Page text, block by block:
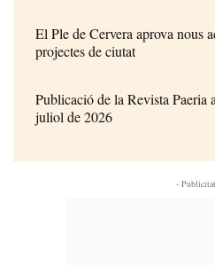
El Ple de Cervera aprova nous
projectes de ciutat
Publicació de la Revista Paeria
juliol de 2026
-